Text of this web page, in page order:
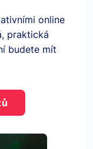
online
praktická
budete mít